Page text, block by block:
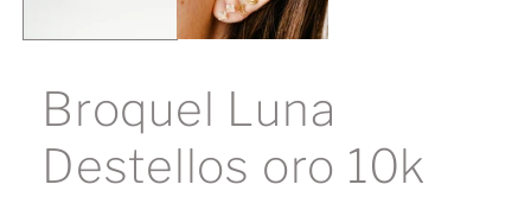
Broquel Luna
Destellos oro 10k